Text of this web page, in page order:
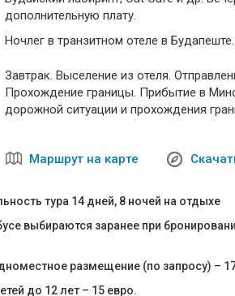
дополнительную плату.
Ночлег в транзитном отеле в Будапеште.
Завтрак. Выселение из отеля.
Прохождение границы. Прибытие в
дорожной ситуации и прохождения
Маршрут на карте
тура 14 дней, 8 ночей на отдыхе
выбираются заранее при
размещение (по запросу) –
до 12 лет – 15 евро.